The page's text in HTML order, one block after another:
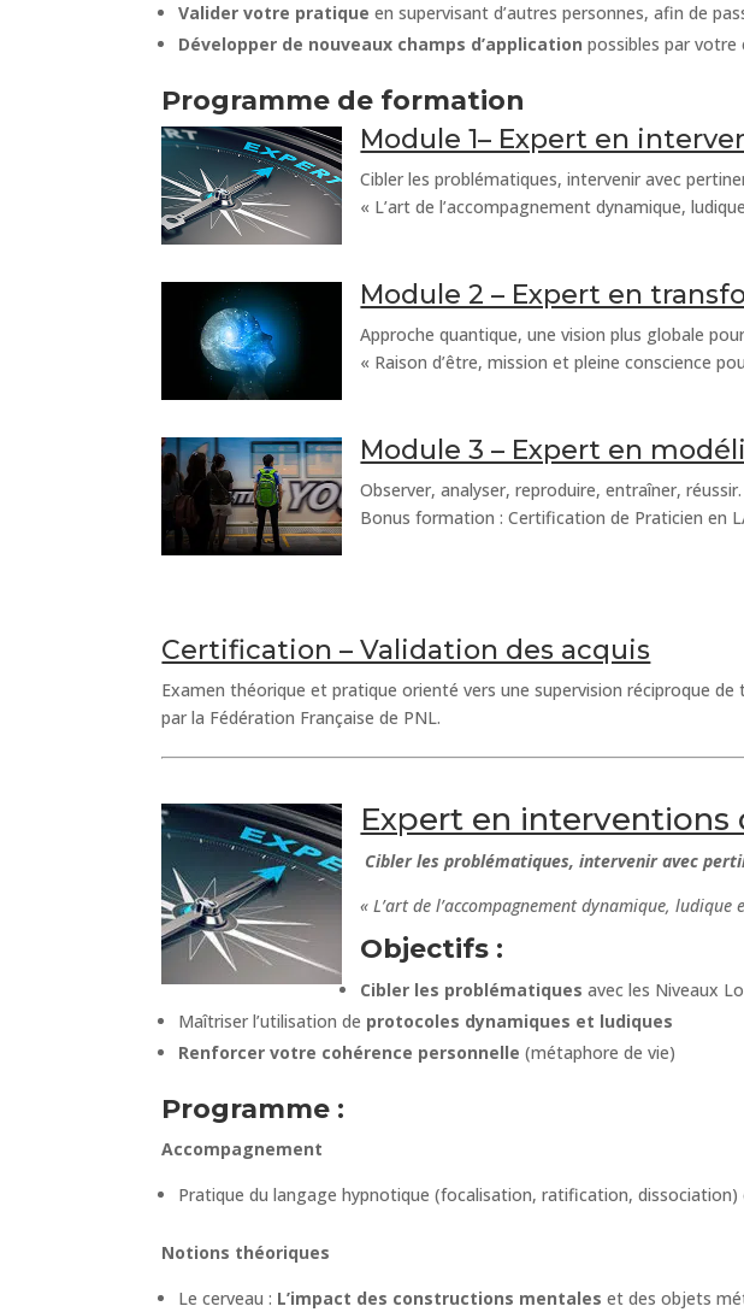
Valider votre pratique en supervisant d’autres personnes, afin de
Développer de nouveaux champs d’application possibles par votre
Programme de formation
Module 1– Expert en
Cibler les problématiques, intervenir avec
« L’art de l’accompagnement dynamique,
Module 2 – Expert en
Approche quantique, une vision plus globale
« Raison d’être, mission et pleine conscience
Module 3 – Expert en
Observer, analyser, reproduire, entraîner, réussir.
Bonus formation : Certification de Praticien en
Certification – Validation des acquis
Examen théorique et pratique orienté vers une supervision réciproque
par la Fédération Française de PNL.
Expert en interventions
Cibler les problématiques, intervenir avec
« L’art de l’accompagnement dynamique, ludique
Objectifs :
Cibler les problématiques avec les Niveaux
Maîtriser l’utilisation de protocoles dynamiques et ludiques
Renforcer votre cohérence personnelle (métaphore de vie)
Programme :
Accompagnement
Pratique du langage hypnotique (focalisation, ratification,
Notions théoriques
Le cerveau : L’impact des constructions mentales et des objets